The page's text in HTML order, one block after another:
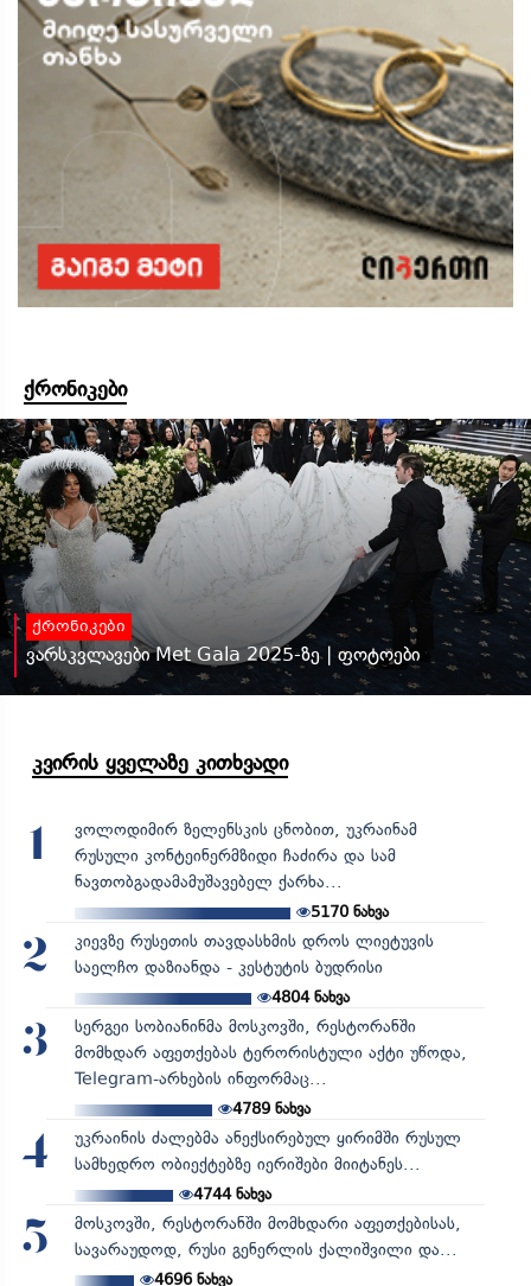
ქრონიკები
ქრონიკები
ვარსკვლავები Met Gala 2025-ზე | ფოტოები
კვირის ყველაზე კითხვადი
1
ვოლოდიმირ ზელენსკის ცნობით, უკრაინამ
რუსული კონტეინერმზიდი ჩაძირა და სამ
ნავთობგადამამუშავებელ ქარხა...
5170ნახვა
2
კიევზე რუსეთის თავდასხმის დროს ლიეტუვის
საელჩო დაზიანდა - კესტუტის ბუდრისი
4804ნახვა
3
სერგეი სობიანინმა მოსკოვში, რესტორანში
მომხდარ აფეთქებას ტერორისტული აქტი უწოდა,
Telegram-არხების ინფორმაც...
4789ნახვა
4
უკრაინის ძალებმა ანექსირებულ ყირიმში რუსულ
სამხედრო ობიექტებზე იერიშები მიიტანეს...
4744ნახვა
5
მოსკოვში, რესტორანში მომხდარი აფეთქებისას,
სავარაუდოდ, რუსი გენერლის ქალიშვილი და...
4696ნახვა